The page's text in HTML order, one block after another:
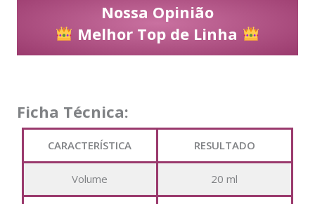
Nossa Opinião
Melhor Top de Linha
Ficha Técnica:
CARACTERÍSTICA RESULTADO
Volume 20 ml